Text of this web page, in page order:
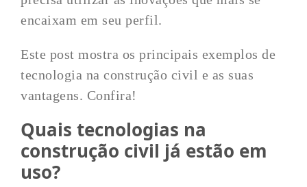
encaixam em seu perfil.
Este post mostra os principais exemplos de
tecnologia na construção civil e as suas
vantagens. Confira!
Quais tecnologias na
construção civil já estão em
uso?